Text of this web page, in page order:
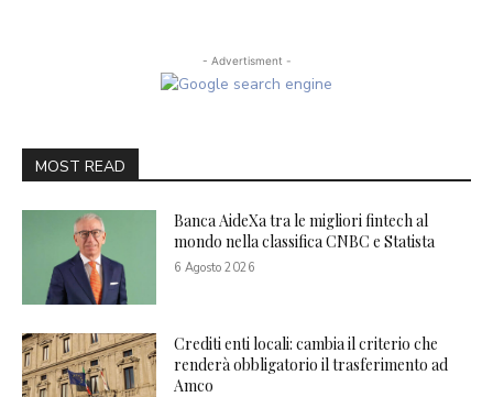
- Advertisment -
MOST READ
Banca AideXa tra le migliori fintech al
mondo nella classifica CNBC e Statista
6 Agosto 2026
Crediti enti locali: cambia il criterio che
renderà obbligatorio il trasferimento ad
Amco